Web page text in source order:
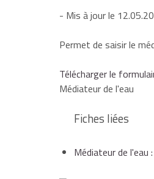
- Mis à jour le
Permet de saisir le
Télécharger le
Médiateur de l'eau
Fiches liées
Médiateur de l'eau